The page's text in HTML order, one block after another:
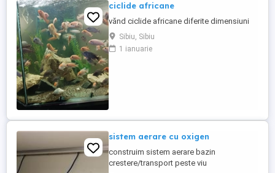
ciclide africane
vănd ciclide africane diferite dimensiuni
Sibiu, Sibiu
1 ianuarie
sistem aerare cu oxigen
construim sistem aerare bazin
crestere/transport peste viu